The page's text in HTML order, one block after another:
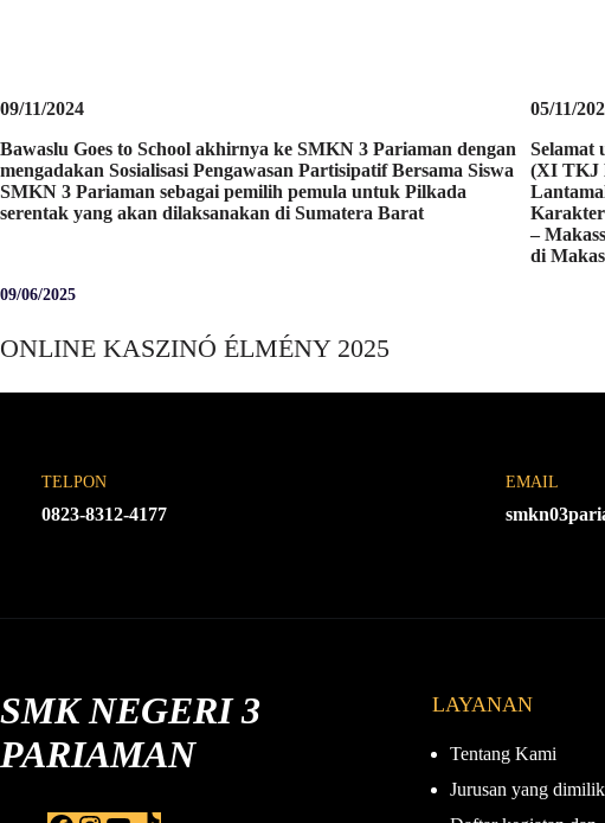
09/11/2024
Bawaslu Goes to School akhirnya ke SMKN 3 Pariaman dengan
mengadakan Sosialisasi Pengawasan Partisipatif Bersama Siswa
SMKN 3 Pariaman sebagai pemilih pemula untuk Pilkada
serentak yang akan dilaksanakan di Sumatera Barat
05/11/
Selamat
(XI TKJ
–
di
09/06/2025
ONLINE KASZINÓ ÉLMÉNY 2025
TELPON
0823-8312-4177
EMAIL
SMK NEGERI 3
PARIAMAN
LAYANAN
Tentang Kami
Jurusan yang